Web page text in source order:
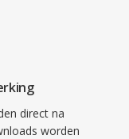
direct na
worden